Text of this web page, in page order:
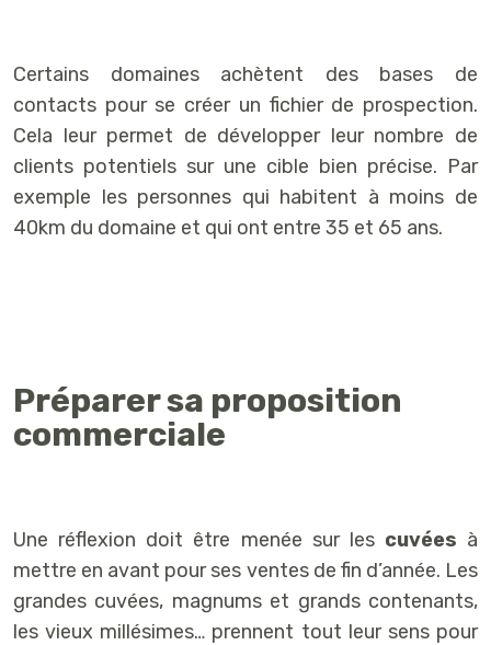
Certains domaines achètent des bases de
contacts pour se créer un fichier de prospection.
Cela leur permet de développer leur nombre de
clients potentiels sur une cible bien précise. Par
exemple les personnes qui habitent à moins de
40km du domaine et qui ont entre 35 et 65 ans.
Préparer sa proposition
commerciale
Une réflexion doit être menée sur les cuvées à
mettre en avant pour ses ventes de fin d’année. Les
grandes cuvées, magnums et grands contenants,
les vieux millésimes… prennent tout leur sens pour